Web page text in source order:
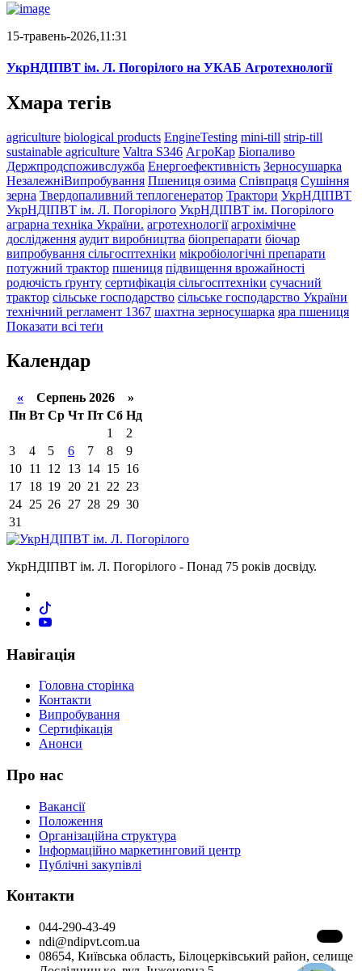
15-травень-2026,11:31
УкрНДІПВТ ім. Л. Погорілого на УКАБ Агротехнології
Хмара тегів
agriculture biological products EngineTesting mini-till strip-till
sustainable agriculture Valtra S346 АгроКар Біопаливо
Держпродспоживслужба Енергоефективність Зерносушарка
НезалежніВипробування Пшениця озима Співпраця Сушіння
зерна Твердопаливний теплогенератор Трактори УкрНДІПВТ
УкрНДІПВТ ім. Л. Погорілого УкрНДІПВТ ім. Погорілого
аграрна техніка України. агротехнології агрохімічне
дослідження аудит виробництва біопрепарати біочар
випробування сільгосптехніки мікробіологічні препарати
потужний трактор пшениця підвищення врожайності
родючість ґрунту сертифікація сільгосптехніки сучасний
трактор сільське господарство сільське господарство України
технічний регламент 1367 шахтна зерносушарка яра пшениця
Показати всі теґи
Календар
« Серпень 2026 »
Пн Вт Ср Чт Пт Сб Нд
1
2
3
4 5 6 7 8
9
10 11 12 13 14 15 16
17 18 19 20 21 22 23
24 25 26 27 28 29 30
31
УкрНДІПВТ ім. Л. Погорілого - Понад 75 років досвіду.
Навігація
Головна сторінка
Контакти
Випробування
Сертифікація
Анонси
Про нас
Вакансії
Положення
Організаційна структура
Інформаційно маркетинговий центр
Публічні закупівлі
Контакти
044-290-43-49
ndi@ndipvt.com.ua
08654, Київська область, Білоцерківський район, селище